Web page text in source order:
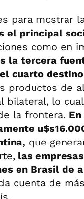
para mostrar
el principal
como en
la tercera
cuarto
productos de
bilateral, lo
la frontera.
que
las
en Brasil de
cuenta de